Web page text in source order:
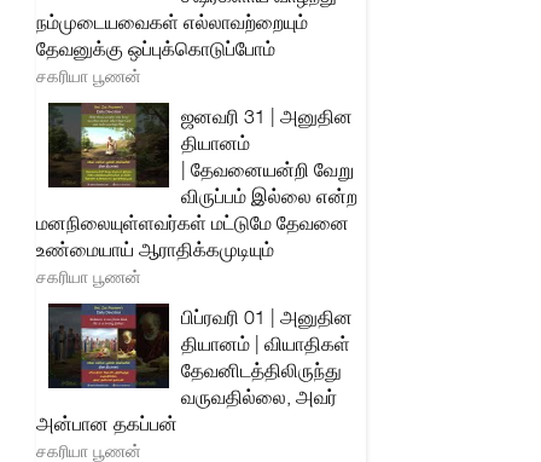
நம்முடையவைகள் எல்லாவற்றையும்
தேவனுக்கு ஒப்புக்கொடுப்போம்
சகரியா பூணன்
ஜனவரி 31 | அனுதின
தியானம்
| தேவனையன்றி வேறு
விருப்பம் இல்லை என்ற
மனநிலையுள்ளவர்கள் மட்டுமே தேவனை
உண்மையாய் ஆராதிக்கமுடியும்
சகரியா பூணன்
பிப்ரவரி 01 | அனுதின
தியானம் | வியாதிகள்
தேவனிடத்திலிருந்து
வருவதில்லை, அவர்
அன்பான தகப்பன்
சகரியா பூணன்